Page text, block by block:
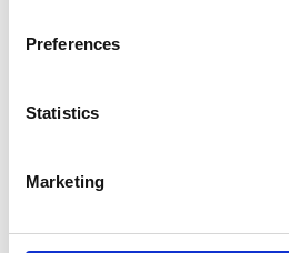
Preferences
Statistics
Marketing
La Škoda avvia la produzione